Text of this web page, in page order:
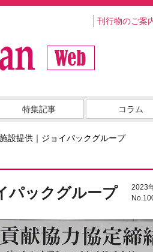
刊行物のご案
特集記事 コラム
設提供｜ジョイパックグループ
2023
パックグループ